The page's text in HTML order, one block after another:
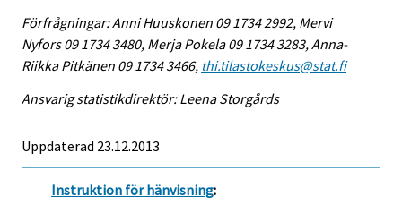
Förfrågningar: Anni Huuskonen 09 1734 2992, Mervi
Nyfors 09 1734 3480, Merja Pokela 09 1734 3283, Anna-
Riikka Pitkänen 09 1734 3466, thi.tilastokeskus@stat.fi
Ansvarig statistikdirektör: Leena Storgårds
Uppdaterad 23.12.2013
Instruktion för hänvisning: